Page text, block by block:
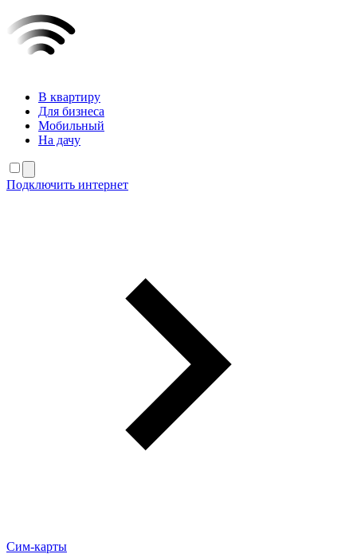
В квартиру
Для бизнеса
Мобильный
На дачу
Подключить интернет
Сим-карты